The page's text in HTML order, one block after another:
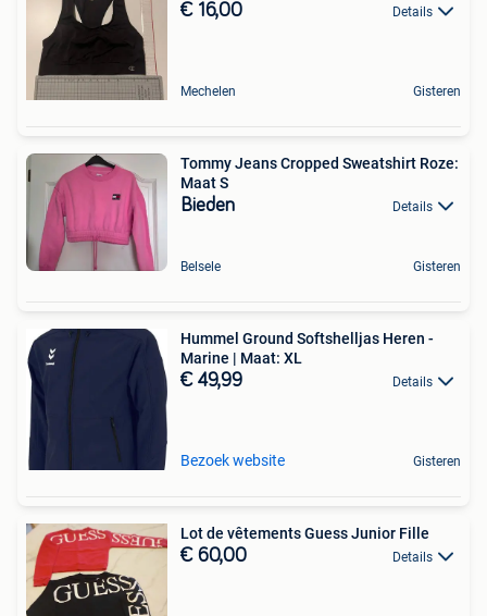
€ 16,00 Details
Mechelen Gisteren
Tommy Jeans Cropped Sweatshirt Roze:
Maat S
Bieden Details
Belsele Gisteren
Hummel Ground Softshelljas Heren -
Marine | Maat: XL
€ 49,99 Details
Bezoek website Gisteren
Lot de vêtements Guess Junior Fille
€ 60,00 Details